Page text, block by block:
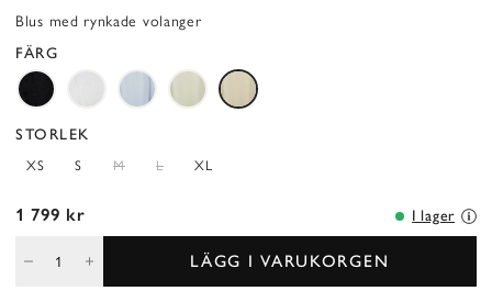
Blus med rynkade volanger
FÄRG
STORLEK
XS S M L XL
1 799 kr I lager
LÄGG I VARUKORGEN